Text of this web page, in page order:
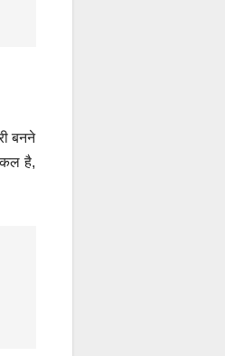
बनने
है,